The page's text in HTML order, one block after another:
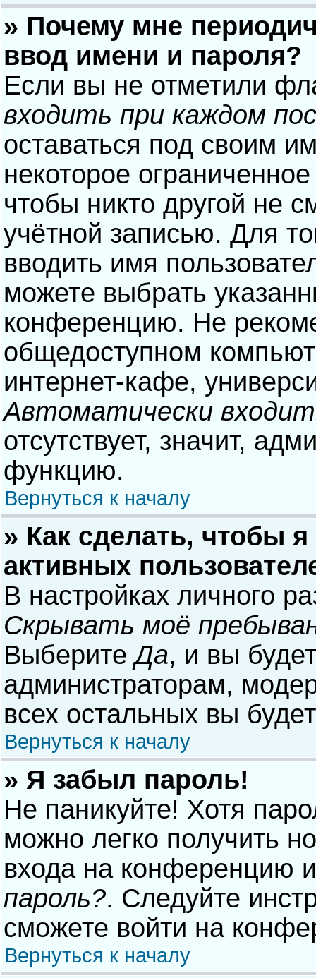
» Почему мне
ввод имени и пароля?
Если вы не отметили
входить при каждом
оставаться под своим
некоторое
чтобы никто другой не
учётной записью. Для
вводить имя
можете выбрать
конференцию. Не
общедоступном
интернет-кафе,
Автоматически
отсутствует, значит,
функцию.
Вернуться к началу
» Как сделать, чтобы
активных
В настройках личного
Скрывать моё
ВыберитеДа, и вы
администраторам,
всех остальных вы
Вернуться к началу
» Я забыл пароль!
Не паникуйте! Хотя
можно легко получить
входа на конференцию
пароль?. Следуйте
сможете войти на
Вернуться к началу